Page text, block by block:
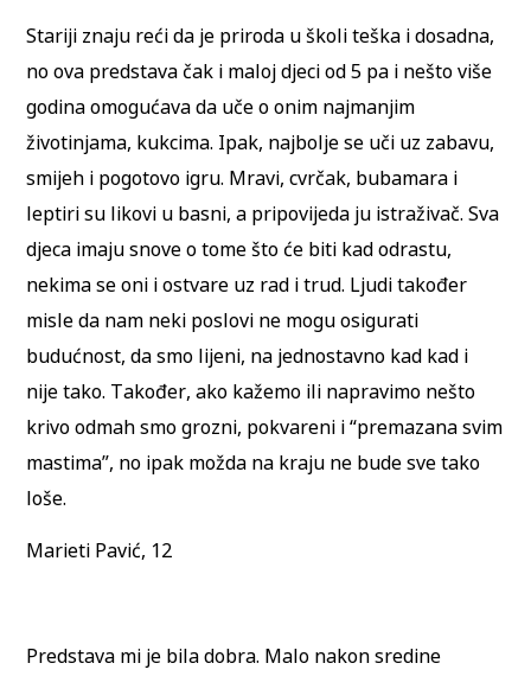
Stariji znaju reći da je priroda u školi teška i dosadna,
no ova predstava čak i maloj djeci od 5 pa i nešto više
godina omogućava da uče o onim najmanjim
životinjama, kukcima. Ipak, najbolje se uči uz zabavu,
smijeh i pogotovo igru. Mravi, cvrčak, bubamara i
leptiri su likovi u basni, a pripovijeda ju istraživač. Sva
djeca imaju snove o tome što će biti kad odrastu,
nekima se oni i ostvare uz rad i trud. Ljudi također
misle da nam neki poslovi ne mogu osigurati
budućnost, da smo lijeni, na jednostavno kad kad i
nije tako. Također, ako kažemo ili napravimo nešto
krivo odmah smo grozni, pokvareni i “premazana svim
mastima”, no ipak možda na kraju ne bude sve tako
loše.
Marieti Pavić, 12
Predstava mi je bila dobra. Malo nakon sredine